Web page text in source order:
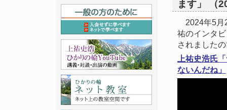
ます」 （
2024年5月
祐のインタ
されました
上祐史浩氏
ないんだね」